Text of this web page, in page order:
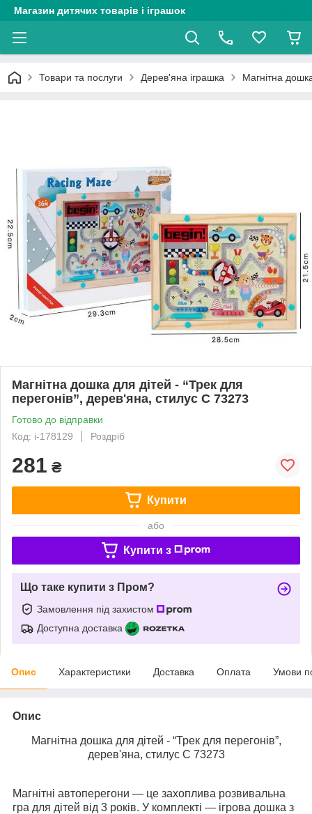
Магазин дитячих товарів і іграшок
Товари та послуги Дерев'яна іграшка Магнітна
Магнітна дошка для дітей - “Трек для
перегонів”, дерев'яна, стилус C 73273
Готово до відправки
Код: i-178129
Роздріб
281 ₴
Купити
або
Купити з
Що таке купити з Пром?
Замовлення під захистом
Доступна доставка
Опис Характеристики Доставка Оплата Умови
Опис
Магнітна дошка для дітей - “Трек для перегонів”,
дерев'яна, стилус C 73273
Магнітні автоперегони — це захоплива розвивальна
гра для дітей від 3 років. У комплекті — ігрова дошка з